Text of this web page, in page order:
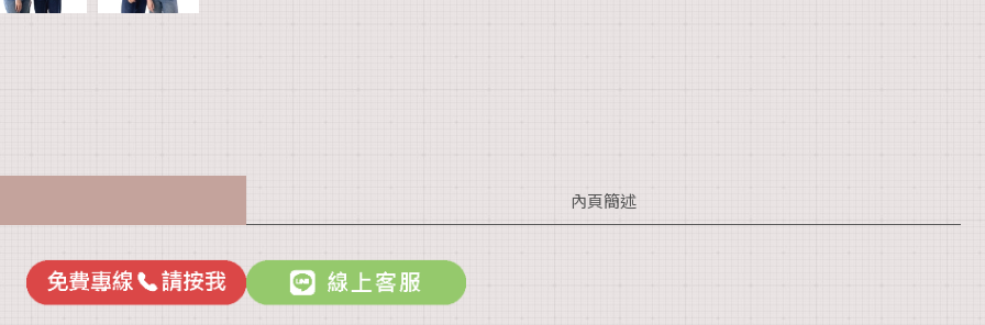
內頁簡述